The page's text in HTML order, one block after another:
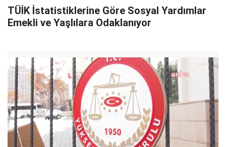
TÜİK İstatistiklerine Göre Sosyal Yardımlar
Emekli ve Yaşlılara Odaklanıyor